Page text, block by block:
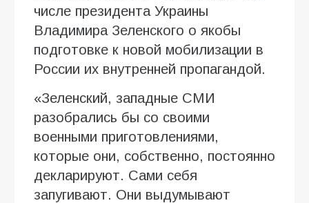
числе президента Украины
Владимира Зеленского о якобы
подготовке к новой мобилизации в
России их внутренней пропагандой.
«Зеленский, западные СМИ
разобрались бы со своими
военными приготовлениями,
которые они, собственно, постоянно
декларируют. Сами себя
запугивают. Они выдумывают